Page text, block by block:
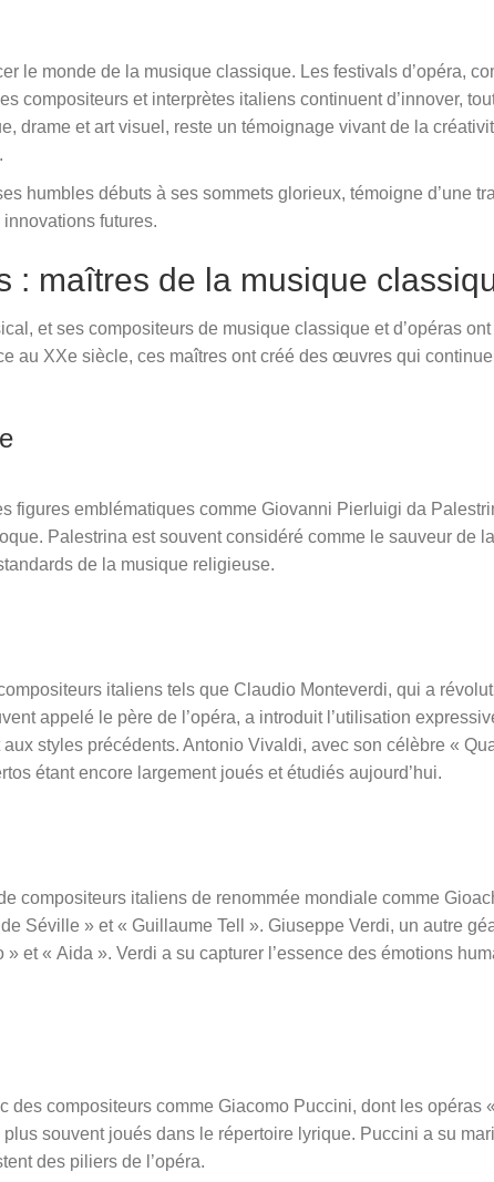
le monde de la musique classique. Les festivals d’opéra,
compositeurs et interprètes italiens continuent d’innover,
drame et art visuel, reste un témoignage vivant de la
humbles débuts à ses sommets glorieux, témoigne d’une
futures.
: maîtres de la musique
et ses compositeurs de musique classique et d’opéras
au XXe siècle, ces maîtres ont créé des œuvres qui
figures emblématiques comme Giovanni Pierluigi da
Palestrina est souvent considéré comme le sauveur de
de la musique religieuse.
italiens tels que Claudio Monteverdi, qui a
appelé le père de l’opéra, a introduit l’utilisation
styles précédents. Antonio Vivaldi, avec son célèbre «
étant encore largement joués et étudiés aujourd’hui.
compositeurs italiens de renommée mondiale comme
Séville » et « Guillaume Tell ». Giuseppe Verdi, un autre
et « Aida ». Verdi a su capturer l’essence des émotions
des compositeurs comme Giacomo Puccini, dont les opéras
souvent joués dans le répertoire lyrique. Puccini a su
des piliers de l’opéra.